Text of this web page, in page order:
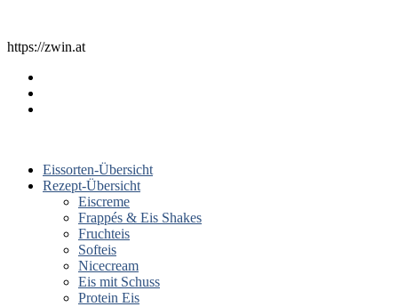
https://zwin.at
Eissorten-Übersicht
Rezept-Übersicht
Eiscreme
Frappés & Eis Shakes
Fruchteis
Softeis
Nicecream
Eis mit Schuss
Protein Eis